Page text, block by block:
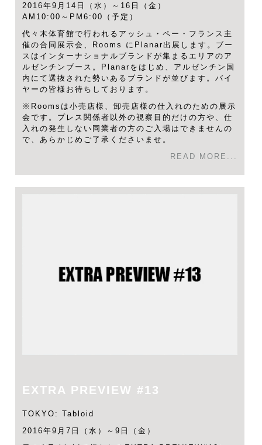
2016年9月14日（水）～16日（金）
AM10:00～PM6:00（予定）
代々木体育館で行われるアッシュ・ペー・フランス主
催の合同展示会、Rooms にPlanar出展します。ブー
スはインターナショナルブランドが集まるエリアのア
ルゼンチンブース。Planarをはじめ、アルゼンチン国
内にて選抜された勢いあるブランドが並びます。バイ
ヤーの皆様お待ちしております。
※Roomsは小売店様、卸売店様の仕入れのための展示
会です。プレス関係者以外の視察目的だけの方や、仕
入れの発生しない同業者の方のご入場はできませんの
で、あらかじめご了承くださいませ。
READ MORE...
EXTRA PREVIEW #13
TOKYO: Tabloid
2016年9月7日（水）～9日（金）